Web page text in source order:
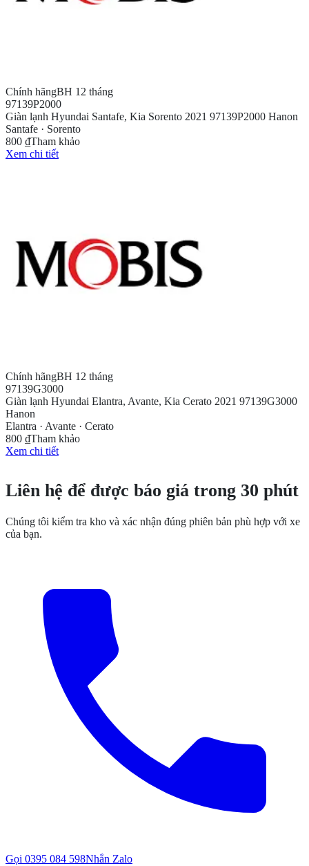
Chính hãngBH 12 tháng
97139P2000
Giàn lạnh Hyundai Santafe, Kia Sorento 2021 97139P2000 Hanon
Santafe · Sorento
800 ₫Tham khảo
Xem chi tiết
Chính hãngBH 12 tháng
97139G3000
Giàn lạnh Hyundai Elantra, Avante, Kia Cerato 2021 97139G3000
Hanon
Elantra · Avante · Cerato
800 ₫Tham khảo
Xem chi tiết
Liên hệ để được báo giá trong 30 phút
Chúng tôi kiểm tra kho và xác nhận đúng phiên bản phù hợp với xe
của bạn.
Gọi 0395 084 598Nhắn Zalo